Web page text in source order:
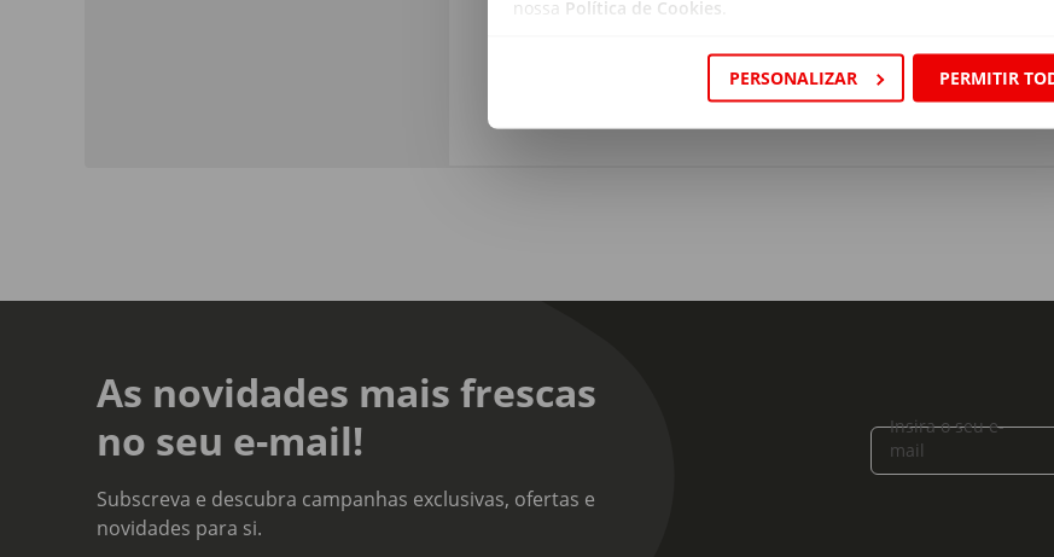
nossa Política de Cookies
PERSONALIZAR PERMITIR
Largura x Profundidade x Altura: 180 x 80 x 77cm (fechado); 180
As novidades mais frescas
no seu e-mail!
Subscreva e descubra campanhas exclusivas, ofertas e
novidades para si.
Insira o seu e-
mail